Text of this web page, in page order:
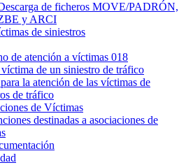
de ficheros MOVE/PADRÓN,
y ARCI
de siniestros
de atención a víctimas 018
víctima de un siniestro de tráfico
la atención de las víctimas de
de tráfico
de Víctimas
destinadas a asociaciones de